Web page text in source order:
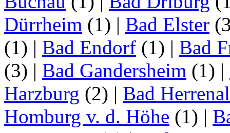
Dürrheim (1) | Bad Elster
(1) | Bad Endorf (1) | Bad
(3) | Bad Gandersheim (1) |
Harzburg (2) | Bad
Homburg v. d. Höhe (1) |